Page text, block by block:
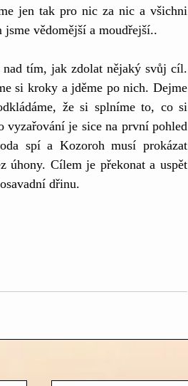
jen tak pro nic za nic a všichni
vědomější a moudřejší..
tím, jak zdolat nějaký svůj cíl.
si kroky a jděme po nich. Dejme
že si splníme to, co si
vyzařování je sice na první pohled
spí a Kozoroh musí prokázat
úhony. Cílem je překonat a uspět
dřinu.